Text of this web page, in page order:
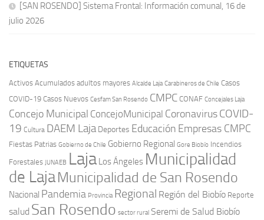
[SAN ROSENDO] Sistema Frontal: Información comunal, 16 de
julio 2026
ETIQUETAS
Activos Acumulados adultos mayores Alcalde Laja Carabineros de Chile Casos
COVID-19 Casos Nuevos Cesfam San Rosendo CMPC CONAF Concejales Laja
Concejo Municipal ConcejoMunicipal CoronavirusCOVID-
19 Cultura DAEM Laja Deportes Educación Empresas CMPC
Fiestas Patrias Gobierno de Chile Gobierno Regional Gore Biobío Incendios
Forestales JUNAEB Laja Los Ángeles Municipalidad
de LajaMunicipalidad de San Rosendo
Nacional Pandemia Provincia Regional Región del Biobío Reporte
salud San Rosendo sector rural Seremi de Salud Biobío